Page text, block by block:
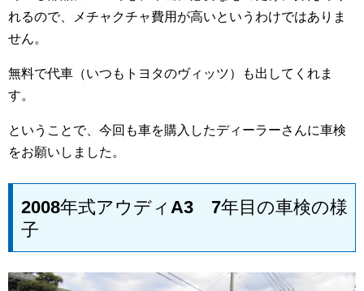
れるので、メチャクチャ費用が高いというわけではありま
せん。
無料で代車（いつもトヨタのヴィッツ）も出してくれま
す。
ということで、今回も車を購入したディーラーさんに車検
をお願いしました。
2008年式アウディA3 7年目の車検の様
子